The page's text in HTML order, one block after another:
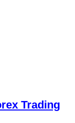
Trading